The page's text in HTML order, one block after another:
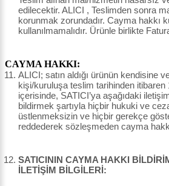
edilecektir. ALICI , Teslimden sonra
korunmak zorundadır. Cayma hakkı
kullanılmamalıdır. Ürünle birlikte
CAYMA HAKKI:
ALICI; satın aldığı ürünün kendisine
kişi/kuruluşa teslim tarihinden itibaren
içerisinde, SATICI’ya aşağıdaki
bildirmek şartıyla hiçbir hukuki ve
üstlenmeksizin ve hiçbir gerekçe
reddederek sözleşmeden cayma
SATICININ CAYMA HAKKI
İLETİŞİM BİLGİLERİ: